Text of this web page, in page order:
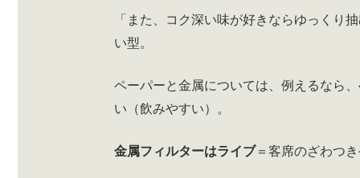
「また、コク深い味が好きならゆっくり
い型。
ペーパーと金属については、例えるなら、
い（飲みやすい）。
金属フィルターはライブ＝客席のざわつ